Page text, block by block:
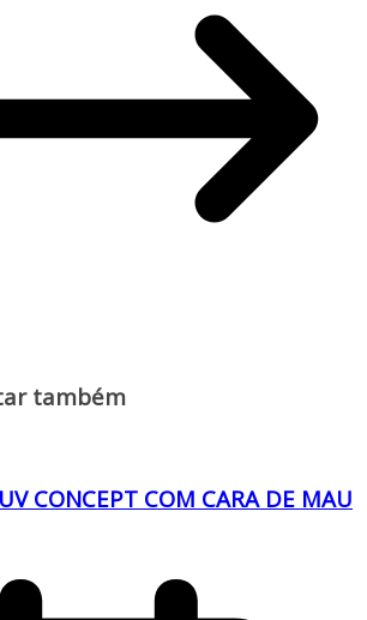
também
CONCEPT COM CARA DE MAU